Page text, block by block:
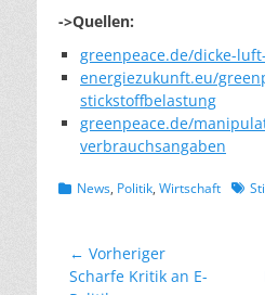
->Quellen:
greenpeace.de/dicke-
energiezukunft.eu/
stickstoffbelastung
greenpeace.de/
verbrauchsangaben
Kategorien
News, Politik, Wirtschaft
Beitragsnavigation
← Vorheriger
Vorheriger
Scharfe Kritik an E-